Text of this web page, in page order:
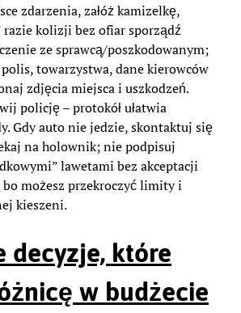
zdarzenia, załóż kamizelkę,
kolizji bez ofiar sporządź
ze sprawcą/poszkodowanym;
towarzystwa, dane kierowców
zdjęcia miejsca i uszkodzeń.
policję – protokół ułatwia
Gdy auto nie jedzie, skontaktuj się
na holownik; nie podpisuj
lawetami bez akceptacji
bo możesz przekroczyć limity i
kieszeni.
decyzje, które
w budżecie